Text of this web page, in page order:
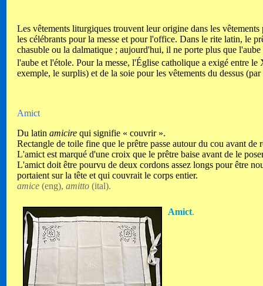
Les vêtements liturgiques trouvent leur origine dans les
les célébrants pour la messe et pour l'office. Dans le rite latin, le
chasuble ou la dalmatique ; aujourd'hui, il ne porte plus que
l'aube et l'étole. Pour la messe, l'Église catholique a exigé entre le
exemple, le surplis) et de la soie pour les vêtements du dessus
Amict
Du latin amicire qui signifie « couvrir ».
Rectangle de toile fine que le prêtre passe autour du cou avant de
L'amict est marqué d'une croix que le prêtre baise avant de le
L'amict doit être pourvu de deux cordons assez longs pour être
portaient sur la tête et qui couvrait le corps entier.
amice (eng), amitto (ital).
Amict.